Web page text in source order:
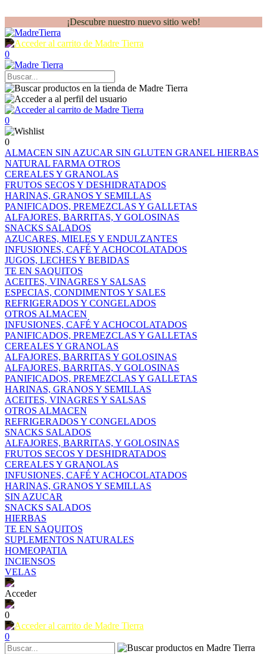
¡Descubre nuestro nuevo sitio web!
0
0
0
ALMACEN SIN AZUCAR SIN GLUTEN GRANEL HIERBAS
NATURAL FARMA OTROS
CEREALES Y GRANOLAS
FRUTOS SECOS Y DESHIDRATADOS
HARINAS, GRANOS Y SEMILLAS
PANIFICADOS, PREMEZCLAS Y GALLETAS
ALFAJORES, BARRITAS, Y GOLOSINAS
SNACKS SALADOS
AZUCARES, MIELES Y ENDULZANTES
INFUSIONES, CAFÉ Y ACHOCOLATADOS
JUGOS, LECHES Y BEBIDAS
TE EN SAQUITOS
ACEITES, VINAGRES Y SALSAS
ESPECIAS, CONDIMENTOS Y SALES
REFRIGERADOS Y CONGELADOS
OTROS ALMACEN
INFUSIONES, CAFÉ Y ACHOCOLATADOS
PANIFICADOS, PREMEZCLAS Y GALLETAS
CEREALES Y GRANOLAS
ALFAJORES, BARRITAS Y GOLOSINAS
ALFAJORES, BARRITAS, Y GOLOSINAS
PANIFICADOS, PREMEZCLAS Y GALLETAS
HARINAS, GRANOS Y SEMILLAS
ACEITES, VINAGRES Y SALSAS
OTROS ALMACEN
REFRIGERADOS Y CONGELADOS
SNACKS SALADOS
ALFAJORES, BARRITAS, Y GOLOSINAS
FRUTOS SECOS Y DESHIDRATADOS
CEREALES Y GRANOLAS
INFUSIONES, CAFÉ Y ACHOCOLATADOS
HARINAS, GRANOS Y SEMILLAS
SIN AZUCAR
SNACKS SALADOS
HIERBAS
TE EN SAQUITOS
SUPLEMENTOS NATURALES
HOMEOPATIA
INCIENSOS
VELAS
Acceder
0
0